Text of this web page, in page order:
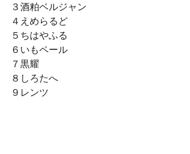
３酒粕ベルジャン
４えめらるど
５ちはやふる
６いもペール
７黒耀
８しろたへ
９レンツ